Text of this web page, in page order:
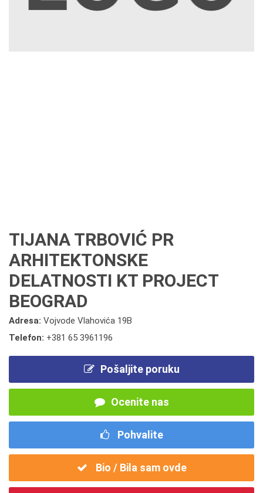
TIJANA TRBOVIĆ PR
ARHITEKTONSKE
DELATNOSTI KT PROJECT
BEOGRAD
Adresa: Vojvode Vlahovića 19B
Telefon: +381 65 3961196
Pošaljite poruku
Ocenite nas
Pohvalite
Bio / Bila sam ovde